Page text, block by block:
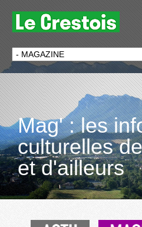
Mag' : les
culturelles
et d'ailleurs